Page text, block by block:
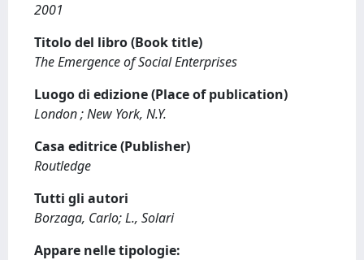
2001
Titolo del libro (Book title)
The Emergence of Social Enterprises
Luogo di edizione (Place of publication)
London ; New York, N.Y.
Casa editrice (Publisher)
Routledge
Tutti gli autori
Borzaga, Carlo; L., Solari
Appare nelle tipologie: